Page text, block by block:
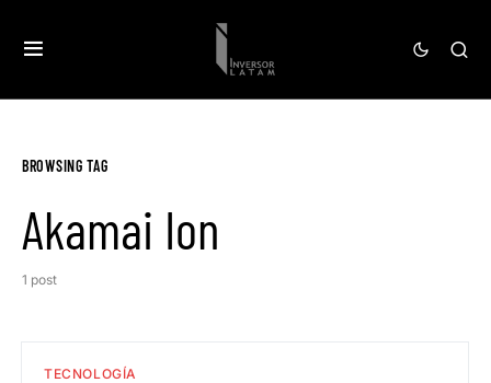
BROWSING TAG
Akamai Ion
1 post
TECNOLOGÍA